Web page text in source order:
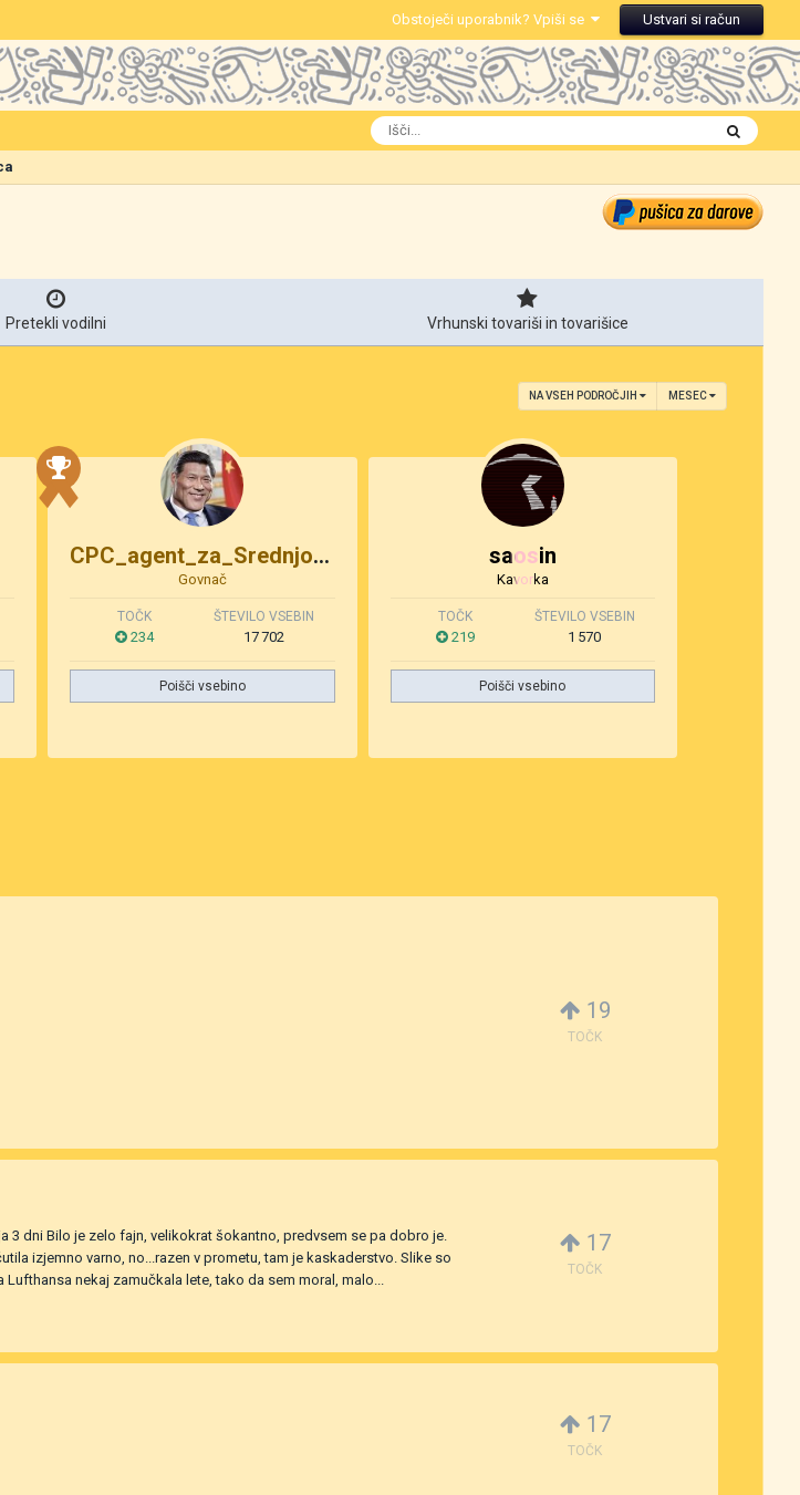
Obstoječi uporabnik? Vpiši se Ustvari si račun
Pretekli vodilni Vrhunski tovariši in tovarišice
NA VSEH PODROČJIH MESEC
CPC_agent_za_SrednjoEvropo
Govnač
TOČK
234
ŠTEVILO VSEBIN
17 702
Poišči vsebino
saosin
Kavorka
TOČK
219
ŠTEVILO VSEBIN
1 570
Poišči vsebino
19
TOČK
3 dni Bilo je zelo fajn, velikokrat šokantno, predvsem se pa dobro je.
izjemno varno, no...razen v prometu, tam je kaskaderstvo. Slike so
nekaj zamučkala lete, tako da sem moral, malo...
17
TOČK
17
TOČK